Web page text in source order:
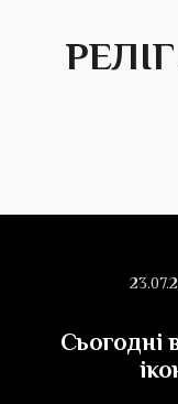
Сьогодні